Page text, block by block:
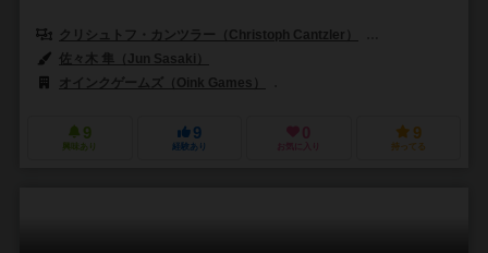
クリシュトフ・カンツラー（Christoph Cantzler）
佐々木 隼（Jun Sasaki）
オインクゲームズ（Oink Games）
9
興味あり
9
経験あり
0
お気に入り
9
持ってる